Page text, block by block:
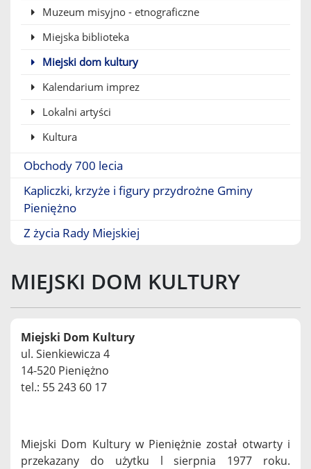
Muzeum misyjno - etnograficzne
Miejska biblioteka
Miejski dom kultury
Kalendarium imprez
Lokalni artyści
Kultura
Obchody 700 lecia
Kapliczki, krzyże i figury przydrożne Gminy
Pieniężno
Z życia Rady Miejskiej
MIEJSKI DOM KULTURY
Miejski Dom Kultury
ul. Sienkiewicza 4
14-520 Pieniężno
tel.: 55 243 60 17
Miejski Dom Kultury w Pieniężnie został otwarty i
przekazany do użytku l sierpnia 1977 roku.